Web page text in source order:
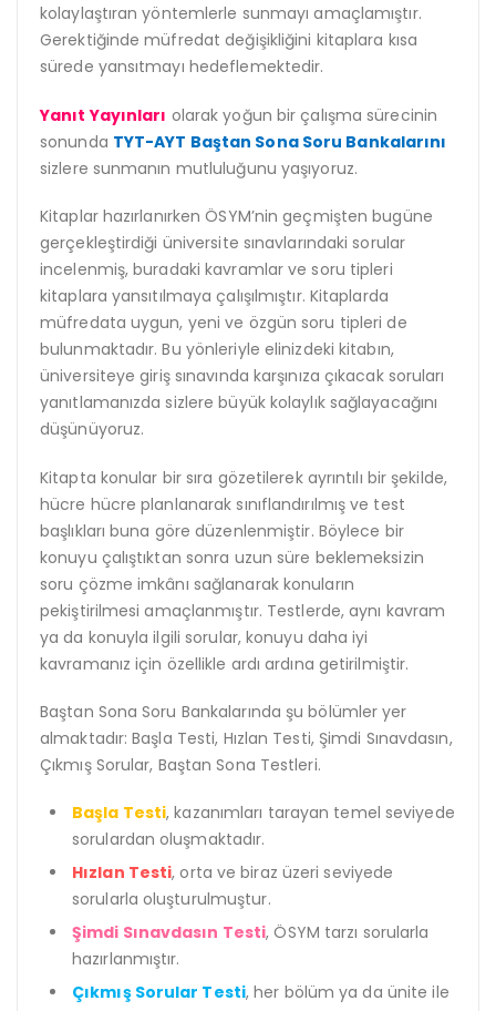
kolaylaştıran yöntemlerle sunmayı amaçlamıştır.
Gerektiğinde müfredat değişikliğini kitaplara kısa
sürede yansıtmayı hedeflemektedir.
Yanıt Yayınları olarak yoğun bir çalışma sürecinin
sonunda TYT-AYT Baştan Sona Soru Bankalarını
sizlere sunmanın mutluluğunu yaşıyoruz.
Kitaplar hazırlanırken ÖSYM’nin geçmişten bugüne
gerçekleştirdiği üniversite sınavlarındaki sorular
incelenmiş, buradaki kavramlar ve soru tipleri
kitaplara yansıtılmaya çalışılmıştır. Kitaplarda
müfredata uygun, yeni ve özgün soru tipleri de
bulunmaktadır. Bu yönleriyle elinizdeki kitabın,
üniversiteye giriş sınavında karşınıza çıkacak soruları
yanıtlamanızda sizlere büyük kolaylık sağlayacağını
düşünüyoruz.
Kitapta konular bir sıra gözetilerek ayrıntılı bir şekilde,
hücre hücre planlanarak sınıflandırılmış ve test
başlıkları buna göre düzenlenmiştir. Böylece bir
konuyu çalıştıktan sonra uzun süre beklemeksizin
soru çözme imkânı sağlanarak konuların
pekiştirilmesi amaçlanmıştır. Testlerde, aynı kavram
ya da konuyla ilgili sorular, konuyu daha iyi
kavramanız için özellikle ardı ardına getirilmiştir.
Baştan Sona Soru Bankalarında şu bölümler yer
almaktadır: Başla Testi, Hızlan Testi, Şimdi Sınavdasın,
Çıkmış Sorular, Baştan Sona Testleri.
Başla Testi, kazanımları tarayan temel seviyede
sorulardan oluşmaktadır.
Hızlan Testi, orta ve biraz üzeri seviyede
sorularla oluşturulmuştur.
Şimdi Sınavdasın Testi, ÖSYM tarzı sorularla
hazırlanmıştır.
Çıkmış Sorular Testi, her bölüm ya da ünite ile